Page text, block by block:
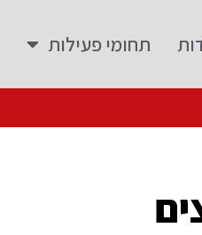
תחומי פעילות